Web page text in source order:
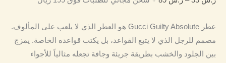
عطر Gucci Guilty Absolute هو العطر الذي لا يلعب على المألوف.
مصمم للرجل الذي لا يتبع القواعد، بل يكتب قواعده الخاصة. يمزج
بين الجلود والخشب بطريقة جريئة وجافة تجعله مثالياً للأجواء